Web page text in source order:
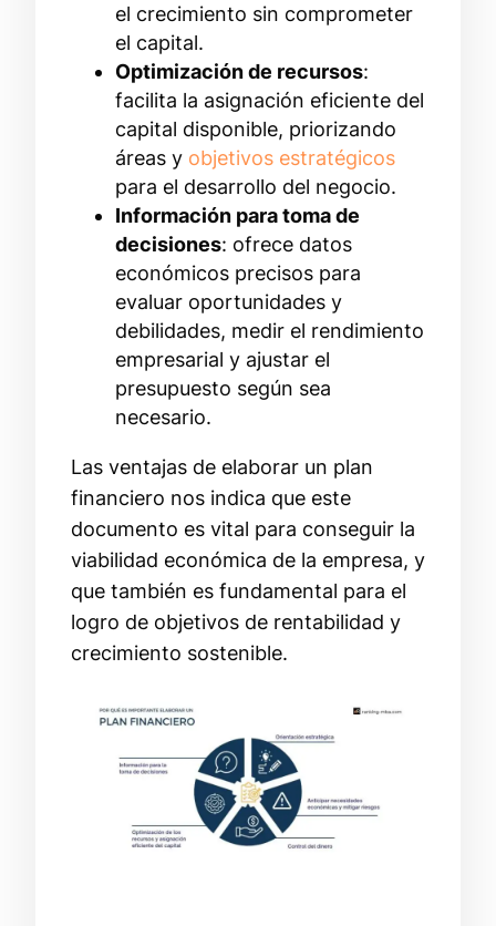
el crecimiento sin comprometer
el capital.
Optimización de recursos:
facilita la asignación eficiente del
capital disponible, priorizando
áreas y objetivos estratégicos
para el desarrollo del negocio.
Información para toma de
decisiones: ofrece datos
económicos precisos para
evaluar oportunidades y
debilidades, medir el rendimiento
empresarial y ajustar el
presupuesto según sea
necesario.
Las ventajas de elaborar un plan
financiero nos indica que este
documento es vital para conseguir la
viabilidad económica de la empresa, y
que también es fundamental para el
logro de objetivos de rentabilidad y
crecimiento sostenible.